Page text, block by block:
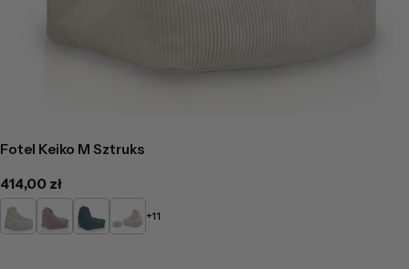
Fotel Keiko M Sztruks
Cena
regularna
414,00 zł
KremowyPudrowy
róż
TurkusowyPopielaty
+11